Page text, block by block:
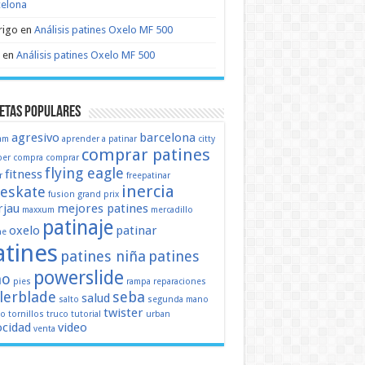
en Análisis patines Oxelo MF 500
en Análisis patines Oxelo MF 500
populares
agresivo aprender a patinar barcelona citty
compra comprar comprar patines
fitnessflying eagle freepatinar
fusion grand prix inercia
maxxum mejores patines mercadillo
oxelo patinaje patinar
patines niña patines
pies powerslide rampa reparaciones
salto salud seba segunda mano
tornillos truco tutorial twister urban
venta video